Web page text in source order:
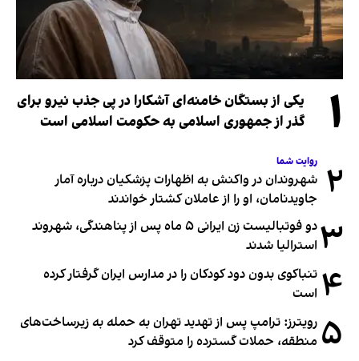
۱
یکی از بستگان خامنه‌ای آشکارا در پی جذب نیرو برای
گذر از جمهوری اسلامی به حکومت اسلامی است
۲ روایت شما
شهروندان در واکنش به اظهارات پزشکیان درباره آمار
جاویدنامان، او را از عاملان کشتار خواندند
۳
دو فوتبالیست زن ایرانی ۵ ماه پس از پناهندگی، شهروند
استرالیا شدند
۴ تنباکوی بدون دود کودکان را در مدارس ایران گرفتار کرده
است
۵ رویترز: ترامپ پس از تهدید تهران به حمله به زیرساخت‌های
منطقه، حملات گسترده را متوقف کرد